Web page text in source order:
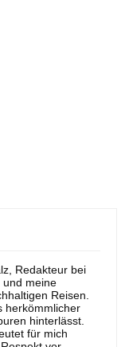
Redakteur bei
und meine
Reisen.
herkömmlicher
hinterlässt.
für mich